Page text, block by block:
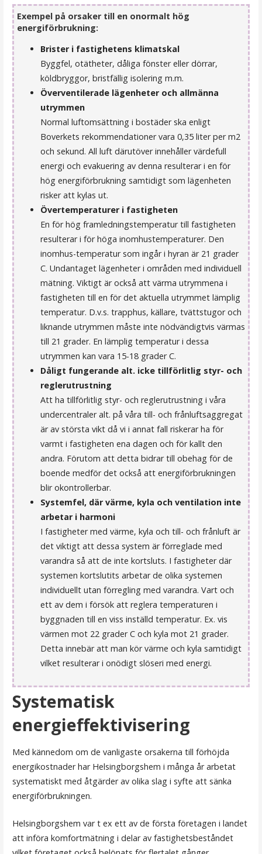
Exempel på orsaker till en onormalt hög
energiförbrukning:
Brister i fastighetens klimatskal
Byggfel, otätheter, dåliga fönster eller dörrar,
köldbryggor, bristfällig isolering m.m.
Överventilerade lägenheter och allmänna
utrymmen
Normal luftomsättning i bostäder ska enligt
Boverkets rekommendationer vara 0,35 liter per m2
och sekund. All luft därutöver innehåller värdefull
energi och evakuering av denna resulterar i en för
hög energiförbrukning samtidigt som lägenheten
risker att kylas ut.
Övertemperaturer i fastigheten
En för hög framledningstemperatur till fastigheten
resulterar i för höga inomhustemperaturer. Den
inomhus-temperatur som ingår i hyran är 21 grader
C. Undantaget lägenheter i områden med individuell
mätning. Viktigt är också att värma utrymmena i
fastigheten till en för det aktuella utrymmet lämplig
temperatur. D.v.s. trapphus, källare, tvättstugor och
liknande utrymmen måste inte nödvändigtvis värmas
till 21 grader. En lämplig temperatur i dessa
utrymmen kan vara 15-18 grader C.
Dåligt fungerande alt. icke tillförlitlig styr- och
reglerutrustning
Att ha tillförlitlig styr- och reglerutrustning i våra
undercentraler alt. på våra till- och frånluftsaggregat
är av största vikt då vi i annat fall riskerar ha för
varmt i fastigheten ena dagen och för kallt den
andra. Förutom att detta bidrar till obehag för de
boende medför det också att energiförbrukningen
blir okontrollerbar.
Systemfel, där värme, kyla och ventilation inte
arbetar i harmoni
I fastigheter med värme, kyla och till- och frånluft är
det viktigt att dessa system är förreglade med
varandra så att de inte kortsluts. I fastigheter där
systemen kortslutits arbetar de olika systemen
individuellt utan förregling med varandra. Vart och
ett av dem i försök att reglera temperaturen i
byggnaden till en viss inställd temperatur. Ex. vis
värmen mot 22 grader C och kyla mot 21 grader.
Detta innebär att man kör värme och kyla samtidigt
vilket resulterar i onödigt slöseri med energi.
Systematisk
energieffektivisering
Med kännedom om de vanligaste orsakerna till förhöjda
energikostnader har Helsingborgshem i många år arbetat
systematiskt med åtgärder av olika slag i syfte att sänka
energiförbrukningen.
Helsingborgshem var t ex ett av de första företagen i landet
att införa komfortmätning i delar av fastighetsbeståndet